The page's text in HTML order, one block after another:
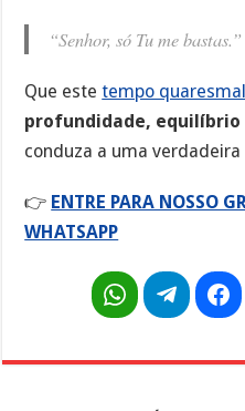
“Senhor, só Tu me bastas.”
Que estetempo quaresmal
profundidade, equilíbrio
conduza a uma
👉 ENTRE PARA NOSSO
WHATSAPP